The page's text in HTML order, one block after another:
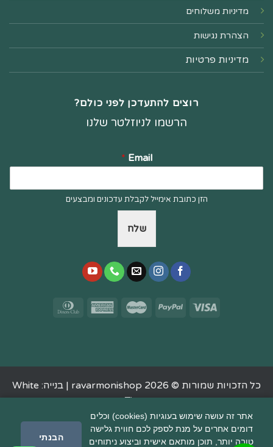
מדיניות משלוחים
הצהרת נגישות
מדיניות פרטיות
רוצים להתעדכן לפני כולם?
הרשמו לניוזלטר שלנו
Email
*
הזן כתובת אימייל לקבלת עדכונים ומבצעים
שלח
כל הזכויות שמורות © 2026 ravarmonishop |
בנייה: White
Tiger
אתר זה עושה שימוש בעוגיות (cookies) וכלים
דומים אחרים על מנת לספק לכם חווית גלישה
טובה יותר, תוכן מותאם אישית וביצוע ניתוחים
הבנתי